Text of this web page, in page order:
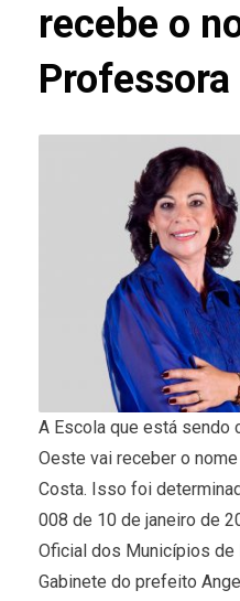
recebe o
Professora
A Escola que está sendo
Oeste vai receber o
Costa. Isso foi
008 de 10 de janeiro de
Oficial dos Municípios de
Gabinete do prefeito